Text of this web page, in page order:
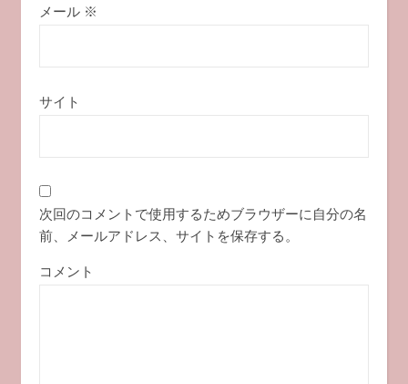
メール ※
サイト
次回のコメントで使用するためブラウザーに自分の名
前、メールアドレス、サイトを保存する。
コメント